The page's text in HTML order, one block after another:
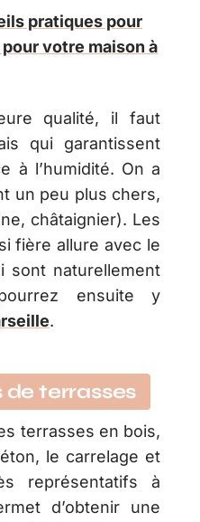
pratiques pour
votre maison à
qualité, il faut
qui garantissent
à l’humidité. On a
un peu plus chers,
châtaignier). Les
fière allure avec le
sont naturellement
ensuite y
.
de terrasses
terrasses en bois,
le carrelage et
représentatifs à
d’obtenir une